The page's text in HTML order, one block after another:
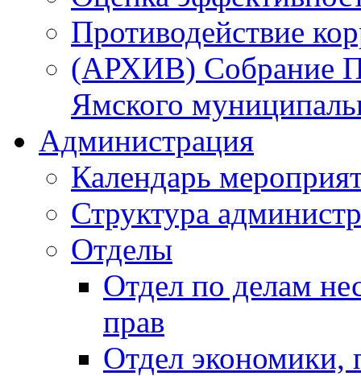
Противодействие
(АРХИВ) Собрание
Ямского
Администрация
Календарь
Структура
Отделы
Отдел по делам
прав
Отдел экономики,